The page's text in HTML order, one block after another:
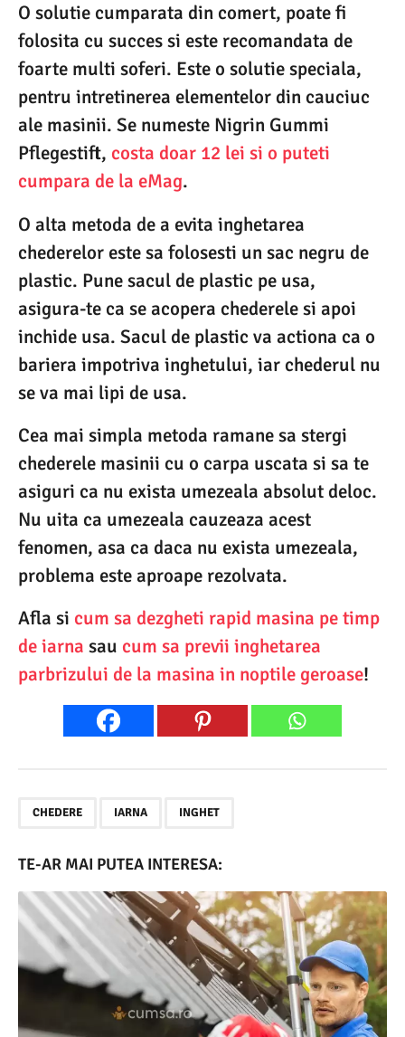
O solutie cumparata din comert, poate fi
folosita cu succes si este recomandata de
foarte multi soferi. Este o solutie speciala,
pentru intretinerea elementelor din cauciuc
ale masinii. Se numeste Nigrin Gummi
Pflegestift, costa doar 12 lei si o puteti
cumpara de la eMag.
O alta metoda de a evita inghetarea
chederelor este sa folosesti un sac negru de
plastic. Pune sacul de plastic pe usa,
asigura-te ca se acopera chederele si apoi
inchide usa. Sacul de plastic va actiona ca o
bariera impotriva inghetului, iar chederul nu
se va mai lipi de usa.
Cea mai simpla metoda ramane sa stergi
chederele masinii cu o carpa uscata si sa te
asiguri ca nu exista umezeala absolut deloc.
Nu uita ca umezeala cauzeaza acest
fenomen, asa ca daca nu exista umezeala,
problema este aproape rezolvata.
Afla si cum sa dezgheti rapid masina pe timp
de iarna sau cum sa previi inghetarea
parbrizului de la masina in noptile geroase!
CHEDERE IARNA INGHET
TE-AR MAI PUTEA INTERESA: